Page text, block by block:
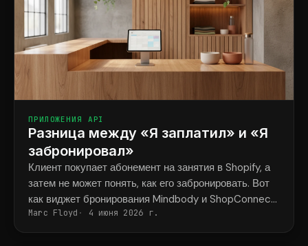
ПРИЛОЖЕНИЯ API
Разница между «Я заплатил» и «Я
забронировал»
Клиент покупает абонемент на занятия в Shopify, а
затем не может понять, как его забронировать. Вот
как виджет бронирования Mindbody и ShopConnect
навсегда решают эту проблему.
Marc Floyd 4 июня 2026 г.